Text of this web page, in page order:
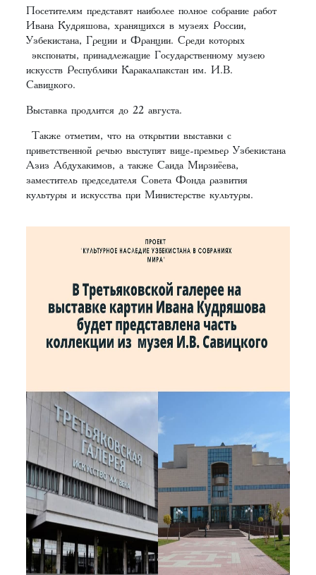
Посетителям представят наиболее полное собрание работ
Ивана Кудряшова, хранящихся в музеях России,
Узбекистана, Греции и Франции. Среди которых
экспонаты, принадлежащие Государственному музею
искусств Республики Каракалпакстан им. И.В.
Савицкого.
Выставка продлится до 22 августа.
Также отметим, что на открытии выставки с
приветственной речью выступят вице-премьер Узбекистана
Азиз Абдухакимов, а также Саида Мирзиёева,
заместитель председателя Совета Фонда развития
культуры и искусства при Министерстве культуры.